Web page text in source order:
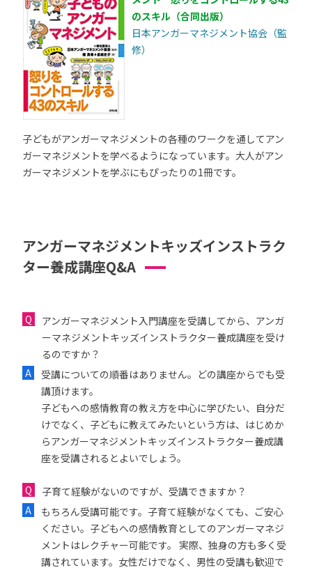
のスキル（合同出版）
日本アンガーマネジメント協会（監
修）
子どもがアンガーマネジメントの各種のワークを通してアン
ガーマネジメントを学べるようになっています。大人がアン
ガーマネジメントを学ぶにもぴったりの1冊です。
アンガーマネジメントキッズインストラク
ター養成講座Q&A
アンガーマネジメント入門講座を受講してから、アンガ
ーマネジメントキッズインストラクター養成講座を受け
るのですか？
受講についての順番はありません。どの講座からでも受
講頂けます。
子どもへの感情教育の教え方を中心に学びたい、自分だ
けでなく、子どもに教えてみたいという方は、はじめか
らアンガーマネジメントキッズインストラクター養成講
座を受講されるとよいでしょう。
子育て経験がないのですが、受講できますか？
もちろん受講可能です。子育て経験がなくても、ご安心
ください。子どもへの感情教育としてのアンガーマネジ
メントはレクチャー可能です。 実際、独身の方も多く受
講されています。女性だけでなく、男性の受講も歓迎で